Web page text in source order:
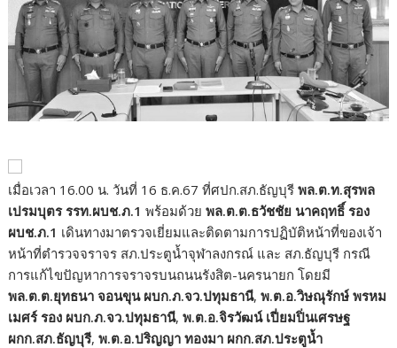
เมื่อเวลา 16.00 น. วันที่ 16 ธ.ค.67 ที่ศปก.สภ.ธัญบุรี พล.ต.ท.สุรพล
เปรมบุตร รรท.ผบช.ภ.1 พร้อมด้วยพล.ต.ต.ธวัชชัย นาคฤทธิ์ รอง
ผบช.ภ.1 เดินทางมาตรวจเยี่ยมและติดตามการปฏิบัติหน้าที่ของเจ้า
หน้าที่ตำรวจจราจร สภ.ประตูน้ำจุฬาลงกรณ์ และ สภ.ธัญบุรี กรณี
การแก้ไขปัญหาการจราจรบนถนนรังสิต-นครนายก โดยมี
พล.ต.ต.ยุทธนา จอนขุน ผบก.ภ.จว.ปทุมธานี,พ.ต.อ.วิษณุรักษ์ พรหม
เมศร์ รอง ผบก.ภ.จว.ปทุมธานี,พ.ต.อ.จิรวัฒน์ เปี่ยมปิ่นเศรษฐ
ผกก.สภ.ธัญบุรี,พ.ต.อ.ปริญญา ทองมา ผกก.สภ.ประตูน้ำ